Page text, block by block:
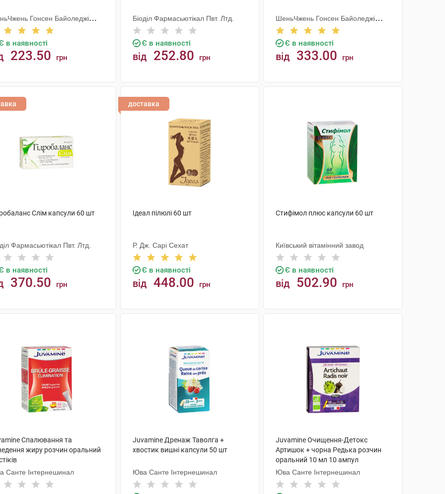
Гонсен Байоледжі
Ко. Лтд
в наявності
223.50 грн
Біоділ Фармасьютікал Пвт. Лтд.
Є в наявності
від 252.80 грн
ШеньЧжень Гонсен Байоледжі
Індастрі Ко. Лтд
Є в наявності
від 333.00 грн
Слім капсули 60 шт
Фармасьютікал Пвт. Лтд.
в наявності
370.50 грн
доставка
Ідеал пілюлі 60 шт
Р. Дж. Сарі Сехат
Є в наявності
від 448.00 грн
Стифімол плюс капсули 60 шт
Київський вітамінний завод
Є в наявності
від 502.90 грн
Спалювання та
жиру розчин оральний
Санте Інтернешинал
Juvamine Дренаж Таволга +
хвостик вишні капсули 50 шт
Юва Санте Інтернешинал
Juvamine Очищення-Детокс
Артишок + чорна Редька розчин
оральний 10 мл 10 ампул
Юва Санте Інтернешинал